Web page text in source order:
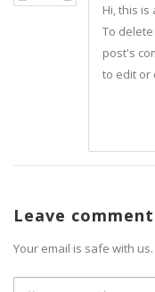
Hi, this is
To
post's
to edit or
Leave
Your email is safe with us.